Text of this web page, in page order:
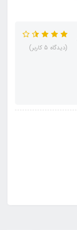
(دیدگاه 5 کاربر)